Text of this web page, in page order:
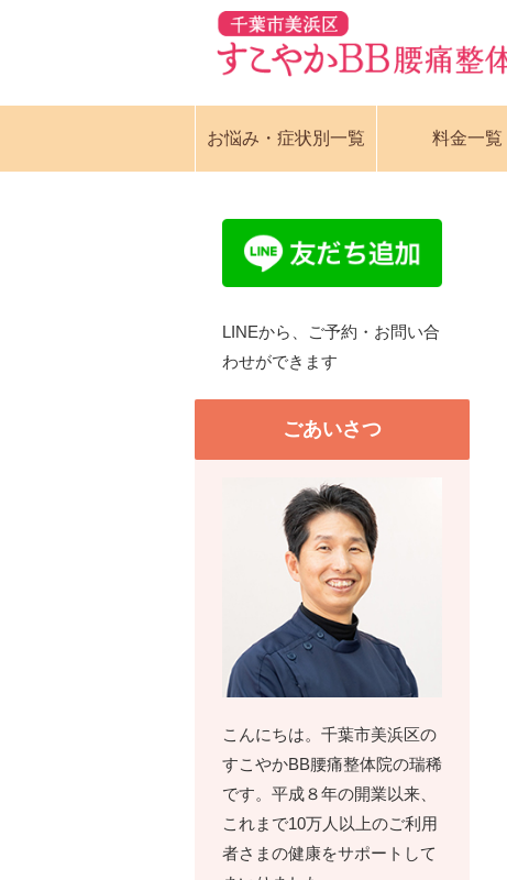
お悩み・症状別一覧 料金一覧
LINEから、ご予約・お問い合
わせができます
ごあいさつ
こんにちは。千葉市美浜区の
すこやかBB腰痛整体院の瑞稀
です。平成８年の開業以来、
これまで10万人以上のご利用
者さまの健康をサポートして